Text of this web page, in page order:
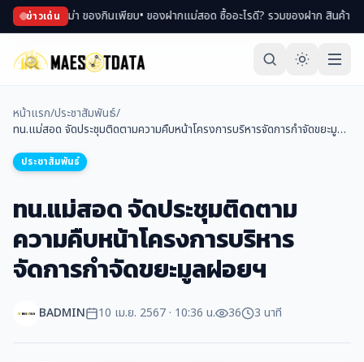
ข่าวเด่น
ปของพม่า ของกินเพียบ• ของฝากแม่สอด ซื้ออะไรดี? รวมของฝาก สินค้า OTOP
หน้าแรก/ประชาสัมพันธ์/
ทน.แม่สอด จัดประชุมติดตามความคืบหน้าโครงการบริหารจัดการกำจัดขยะมูล
ประชาสัมพันธ์
ทน.แม่สอด จัดประชุมติดตาม
ความคืบหน้าโครงการบริหาร
จัดการกำจัดขยะมูลฝอยฯ
BADMIN 10 เม.ย. 2567 · 10:36 น. 36 3 นาที